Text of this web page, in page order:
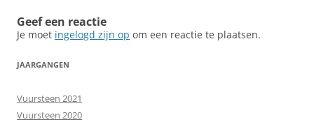
Geef een reactie
Je moet ingelogd zijn op om een reactie te plaatsen.
JAARGANGEN
Vuursteen 2021
Vuursteen 2020